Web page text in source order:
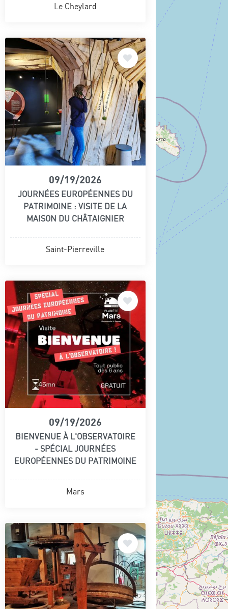
Le Cheylard
09/19/2026
JOURNÉES EUROPÉENNES DU
PATRIMOINE : VISITE DE LA
MAISON DU CHÂTAIGNIER
Saint-Pierreville
09/19/2026
BIENVENUE À L'OBSERVATOIRE
- SPÉCIAL JOURNÉES
EUROPÉENNES DU PATRIMOINE
Mars